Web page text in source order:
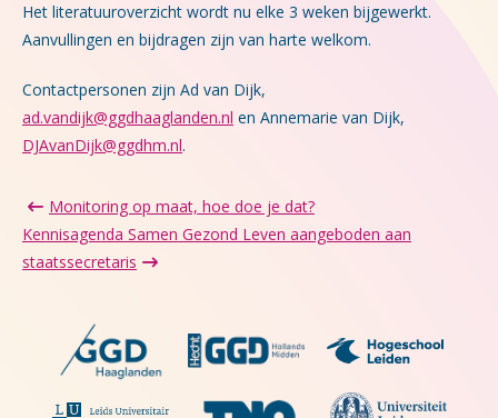
Het literatuuroverzicht wordt nu elke 3 weken bijgewerkt.
Aanvullingen en bijdragen zijn van harte welkom.
Contactpersonen zijn Ad van Dijk,
ad.vandijk@ggdhaaglanden.nl en Annemarie van Dijk,
DJAvanDijk@ggdhm.nl.
Monitoring op maat, hoe doe je dat?
Kennisagenda Samen Gezond Leven aangeboden aan
staatssecretaris